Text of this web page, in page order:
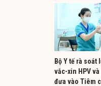
Bộ Y tế rà soát
vắc-xin HPV và
đưa vào Tiêm